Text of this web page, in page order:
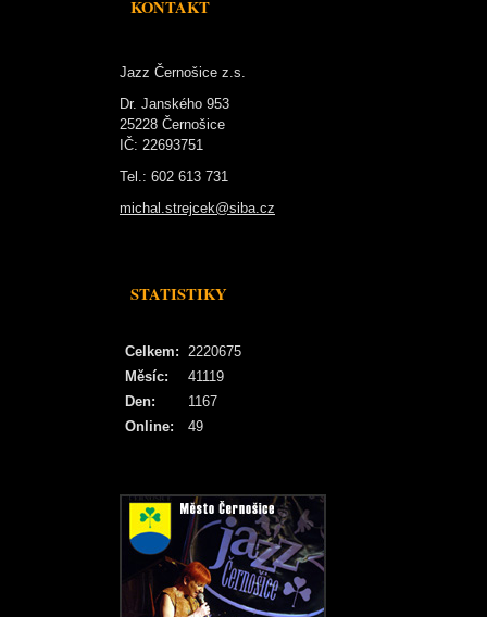
KONTAKT
Jazz Černošice z.s.
Dr. Janského 953
25228 Černošice
IČ: 22693751
Tel.: 602 613 731
michal.strejcek@siba.cz
STATISTIKY
Online: 49
Celkem: 2220675
Měsíc:
41119
Den:
1167